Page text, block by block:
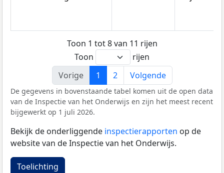
Toon 1 tot 8 van 11 rijen
Toon
rijen
Vorige
1 2 Volgende
De gegevens in bovenstaande tabel komen uit de open data
van de Inspectie van het Onderwijs en zijn het meest recent
bijgewerkt op 1 juli 2026.
Bekijk de onderliggende inspectierapporten op de
website van de Inspectie van het Onderwijs.
Toelichting